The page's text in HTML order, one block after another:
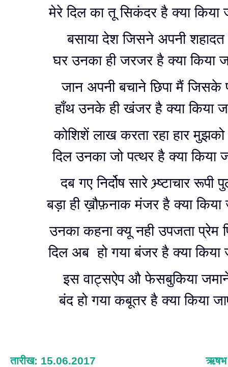
मेरे दिल का तू सिकंदर है क्या किया
बसाया देश जिसने अपनी
घर उनका ही जरजर है क्या किया
जान अपनी बचाने छिपा मैं जिसके
हाँथ उनके ही खंजर है क्या किया
कोशिशें लाख करता रहा हार मुझको
दिल उनका जो पत्थर है क्या किया
दब गए निर्दोष सारे भ्र्ष्टाचार रूपी
बड़ा ही ख़ौफ़नाक मंजर है क्या किया
उनका कहना क्यू नही उपजता प्रेम
दिल अब हो गया बंजर है क्या किया
इस वाट्सऐप औ फेसबुकिया
बंद हो गया कबूतर है क्या किया
तारीख: 15.06.2017 ऋषभ